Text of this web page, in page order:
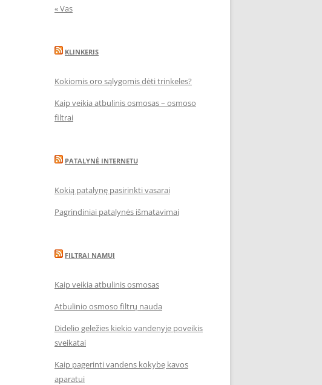
« Vas
KLINKERIS
Kokiomis oro sąlygomis dėti trinkeles?
Kaip veikia atbulinis osmosas – osmoso
filtrai
PATALYNĖ INTERNETU
Kokią patalynę pasirinkti vasarai
Pagrindiniai patalynės išmatavimai
FILTRAI NAMUI
Kaip veikia atbulinis osmosas
Atbulinio osmoso filtrų nauda
Didelio geležies kiekio vandenyje poveikis
sveikatai
Kaip pagerinti vandens kokybę kavos
aparatui